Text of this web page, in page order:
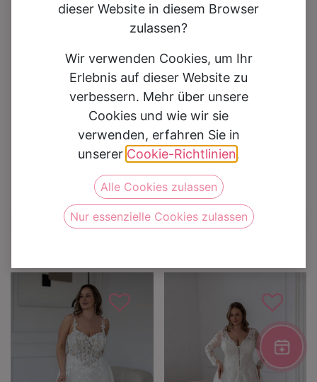
Jede Braut ist einzigartig – und jede Figur
wunderschön. ✨
UnsereCurvy Brautkleidersind speziell für
Bräute entworfen, die sich in ihrer Haut rundum
wohlfühlen wollen. Von eleganten A-Linien über
romantische Spitze bis hin zu modernen
Schnitten – entdecke traumhaftePlus Size
Brautmode, die dich an deinem Hochzeitstag
strahlen lässt.
Curvy
dieser Website in diesem Browser
zulassen?
Wir verwenden Cookies, um Ihr
Erlebnis auf dieser Website zu
verbessern. Mehr über unsere
Cookies und wie wir sie
verwenden, erfahren Sie in
unserer Cookie-Richtlinien.
Alle Cookies zulassen
Nur essenzielle Cookies zulassen